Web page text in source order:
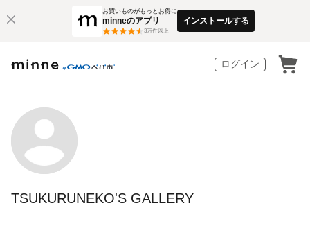
お買いものがもっとお得に
minneのアプリ
3万件以上
インストールする
ログイン
TSUKURUNEKO'S GALLERY